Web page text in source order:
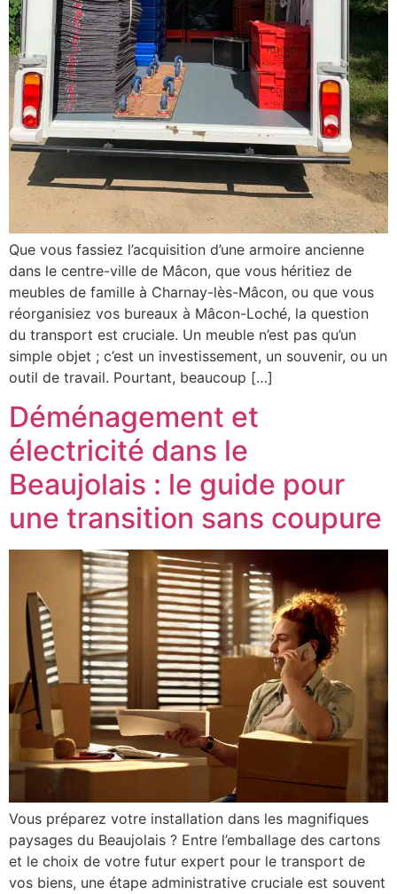
Que vous fassiez l’acquisition d’une armoire ancienne
dans le centre-ville de Mâcon, que vous héritiez de
meubles de famille à Charnay-lès-Mâcon, ou que vous
réorganisiez vos bureaux à Mâcon-Loché, la question
du transport est cruciale. Un meuble n’est pas qu’un
simple objet ; c’est un investissement, un souvenir, ou un
outil de travail. Pourtant, beaucoup […]
Déménagement et
électricité dans le
Beaujolais : le guide pour
une transition sans coupure
Vous préparez votre installation dans les magnifiques
paysages du Beaujolais ? Entre l’emballage des cartons
et le choix de votre futur expert pour le transport de
vos biens, une étape administrative cruciale est souvent